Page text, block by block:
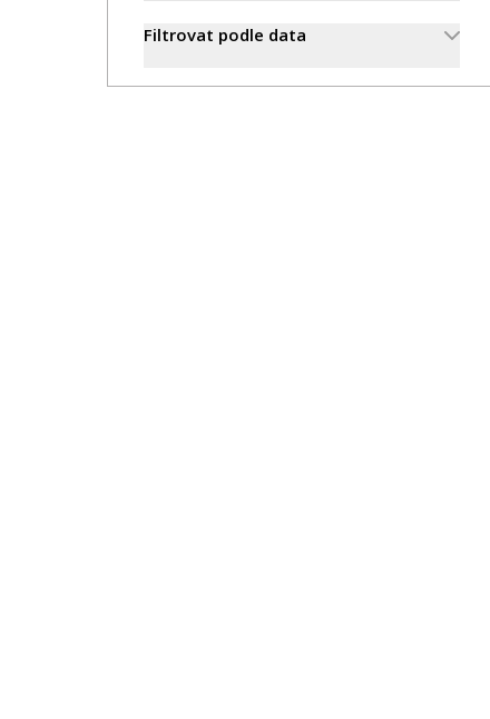
Filtrovat podle data